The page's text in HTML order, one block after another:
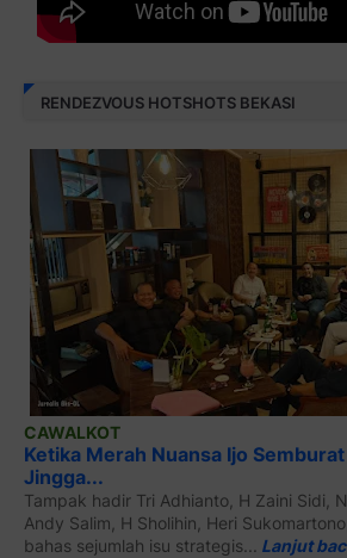
RENDEZVOUS HOTSHOTS BEKASI
CAWALKOT
Ketika Merah Nuansa Ijo
Jingga...
Tampak hadir Tri Adhianto, H Zaini Sidi,
Andy Salim, H Sholihin, Heri
bahas sejumlah isu strategis...
Lanjut